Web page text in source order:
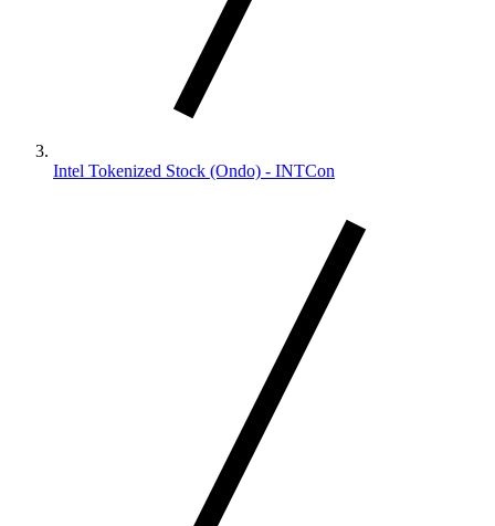
Intel Tokenized Stock (Ondo) - INTCon